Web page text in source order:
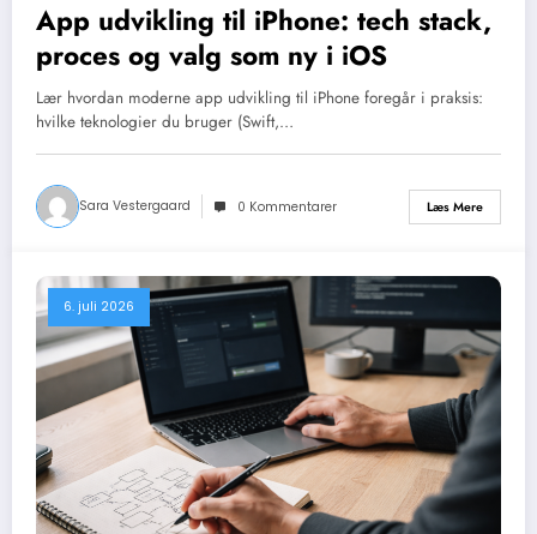
App udvikling til iPhone: tech stack,
proces og valg som ny i iOS
Lær hvordan moderne app udvikling til iPhone foregår i praksis:
hvilke teknologier du bruger (Swift,…
Sara Vestergaard 0 Kommentarer Læs Mere
6. juli 2026